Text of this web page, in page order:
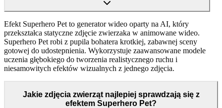
Efekt Superhero Pet to generator wideo oparty na AI, który
przekształca statyczne zdjęcie zwierzaka w animowane wideo.
Superhero Pet robi z pupila bohatera krotkiej, zabawnej sceny
gotowej do udostepnienia. Wykorzystuje zaawansowane modele
uczenia głębokiego do tworzenia realistycznego ruchu i
niesamowitych efektów wizualnych z jednego zdjęcia.
Jakie zdjęcia zwierząt najlepiej sprawdzają się z
efektem Superhero Pet?